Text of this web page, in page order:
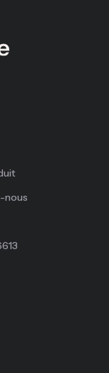
nous